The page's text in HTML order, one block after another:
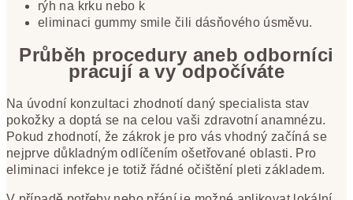
rýh na krku nebo k
eliminaci gummy smile čili dásňového úsměvu.
Průběh procedury aneb odborníci
pracují a vy odpočíváte
Na úvodní konzultaci zhodnotí daný specialista stav
pokožky a doptá se na celou vaši zdravotní anamnézu.
Pokud zhodnotí, že zákrok je pro vás vhodný začíná se
nejprve důkladným odlíčením ošetřované oblasti. Pro
eliminaci infekce je totiž řádné očištění pleti základem.